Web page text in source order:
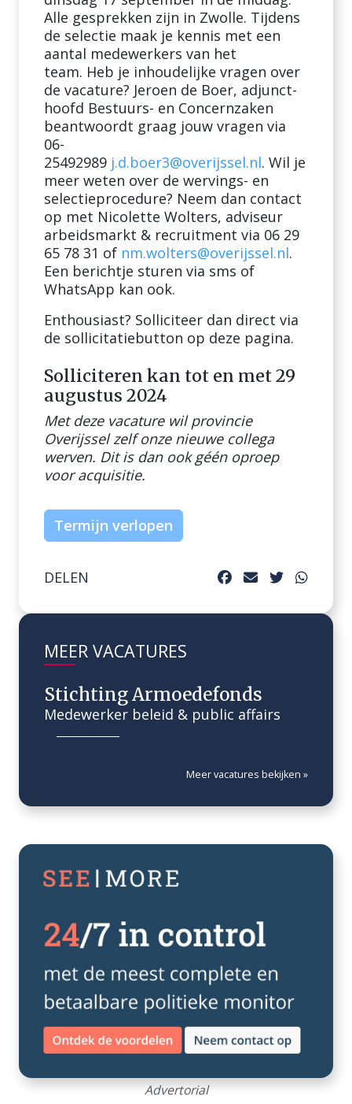
Alle gesprekken zijn in Zwolle. Tijdens
de selectie maak je kennis met een
aantal medewerkers van het
team. Heb je inhoudelijke vragen over
de vacature? Jeroen de Boer, adjunct-
hoofd Bestuurs- en Concernzaken
beantwoordt graag jouw vragen via
06-
25492989 j.d.boer3@overijssel.nl. Wil je
meer weten over de wervings- en
selectieprocedure? Neem dan contact
op met Nicolette Wolters, adviseur
arbeidsmarkt & recruitment via 06 29
65 78 31 of nm.wolters@overijssel.nl.
Een berichtje sturen via sms of
WhatsApp kan ook.
Enthousiast? Solliciteer dan direct via
de sollicitatiebutton op deze pagina.
Solliciteren kan tot en met 29
augustus 2024
Met deze vacature wil provincie
Overijssel zelf onze nieuwe collega
werven. Dit is dan ook géén oproep
voor acquisitie.
Termijn verlopen
DELEN
MEER VACATURES
Stichting Armoedefonds
Medewerker beleid & public affairs
Meer vacatures bekijken »
Advertorial